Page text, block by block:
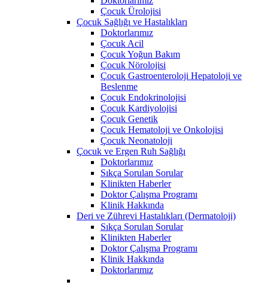
Çocuk Ürolojisi
Çocuk Sağlığı ve Hastalıkları
Doktorlarımız
Çocuk Acil
Çocuk Yoğun Bakım
Çocuk Nörolojisi
Çocuk Gastroenteroloji Hepatoloji ve
Beslenme
Çocuk Endokrinolojisi
Çocuk Kardiyolojisi
Çocuk Genetik
Çocuk Hematoloji ve Onkolojisi
Çocuk Neonatoloji
Çocuk ve Ergen Ruh Sağlığı
Doktorlarımız
Sıkça Sorulan Sorular
Klinikten Haberler
Doktor Çalışma Programı
Klinik Hakkında
Deri ve Zührevi Hastalıkları (Dermatoloji)
Sıkça Sorulan Sorular
Klinikten Haberler
Doktor Çalışma Programı
Klinik Hakkında
Doktorlarımız